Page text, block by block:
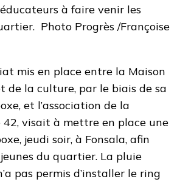
à faire venir les
Photo Progrès /Françoise
mis en place entre la Maison
de la culture, par le biais de sa
et l’association de la
42, visait à mettre en place une
jeudi soir, à Fonsala, afin
du quartier. La pluie
pas permis d’installer le ring